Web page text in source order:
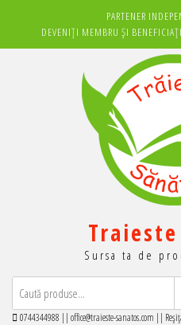
conținut
PARTENER
DEVENIȚI MEMBRU ȘI
Sursa ta de
0744344988 || office@traieste-sanatos.com ||